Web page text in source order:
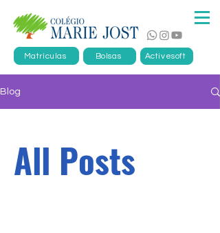
Matrículas Bolsas Activesoft
Blog
All Posts